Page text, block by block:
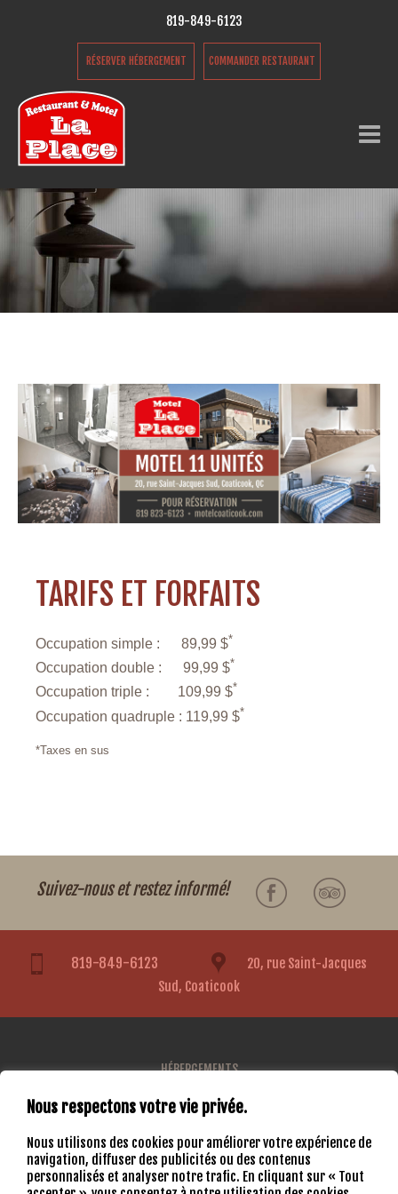
819-849-6123
RÉSERVER HÉBERGEMENT COMMANDER RESTAURANT
TARIFS ET FORFAITS
Occupation simple : 89,99 $*
Occupation double : 99,99 $*
Occupation triple : 109,99 $*
Occupation quadruple : 119,99 $*
*Taxes en sus
Suivez-nous et restez informé!
819-849-6123
20, rue Saint-Jacques
Sud, Coaticook
HÉBERGEMENTS
RESTAURANT
TARIFS ET FORFAITS
NOUS JOINDRE
RÉSERVER HÉBERGEMENT COMMANDER RESTAURANT
Nous respectons votre vie privée.
Nous utilisons des cookies pour améliorer votre expérience de
navigation, diffuser des publicités ou des contenus
personnalisés et analyser notre trafic. En cliquant sur « Tout